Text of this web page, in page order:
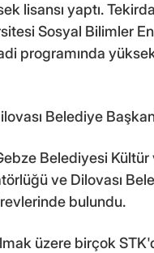
lisansı yaptı.
Sosyal Bilimler
programında
Belediye
Belediyesi Kültür
ve Dilovası
bulundu.
üzere birçok